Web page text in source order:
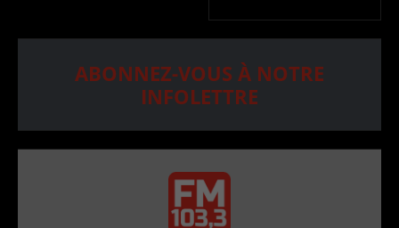
ABONNEZ-VOUS À NOTRE
INFOLETTRE